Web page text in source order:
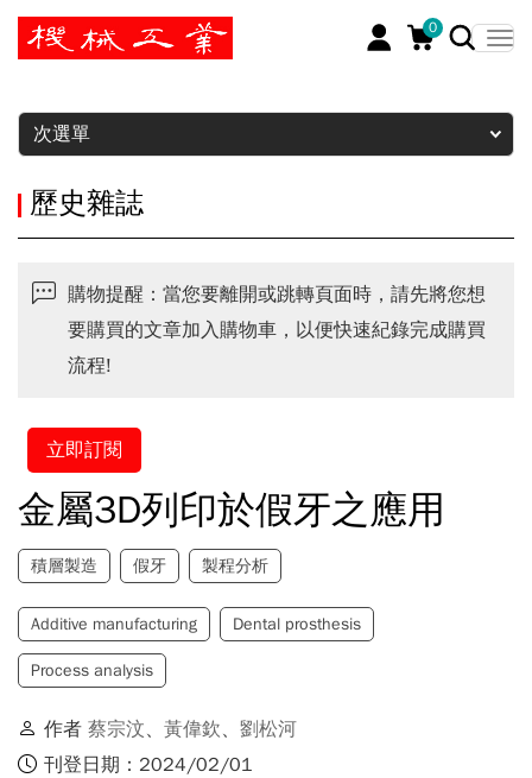
0
暫停
次選單
歷史雜誌
購物提醒：當您要離開或跳轉頁面時，請先將您想
要購買的文章加入購物車，以便快速紀錄完成購買
流程!
立即訂閱
金屬3D列印於假牙之應用
積層製造 假牙 製程分析
Additive manufacturing Dental prosthesis
Process analysis
作者 蔡宗汶、 黃偉欽、 劉松河
刊登日期：2024/02/01